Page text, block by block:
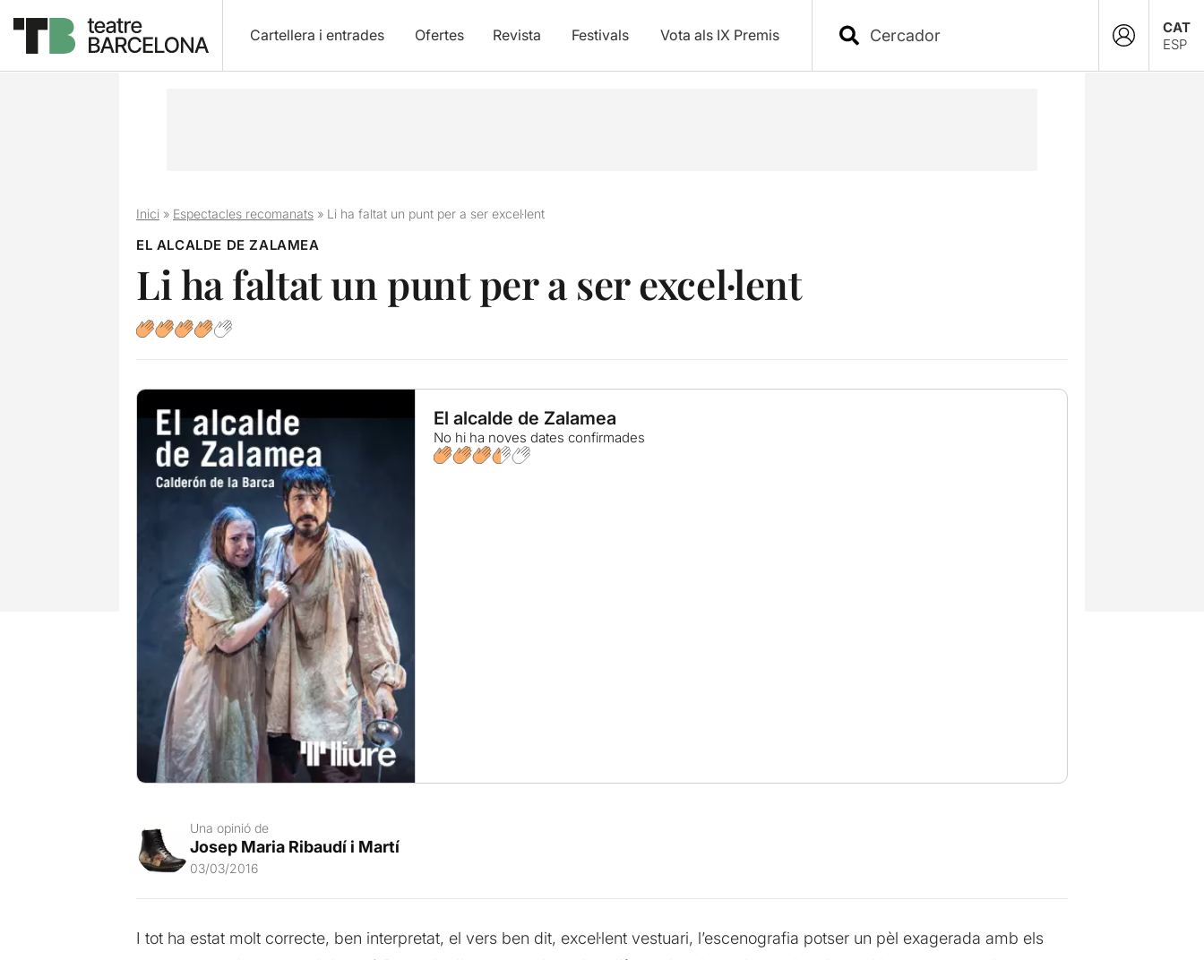
Cartellera i entrades Ofertes Revista Festivals Vota als IX Premis
CAT
ESP
Inici» Espectacles recomanats» Li ha faltat un punt per a ser excel·lent
EL ALCALDE DE ZALAMEA
Li ha faltat un punt per a ser excel·lent
El alcalde de Zalamea
No hi ha noves dates confirmades
Una opinió de
Josep Maria Ribaudí i Martí
03/03/2016
I tot ha estat molt correcte, ben interpretat, el vers ben dit, excel·lent vestuari, l’escenografia potser un pèl exagerada amb els